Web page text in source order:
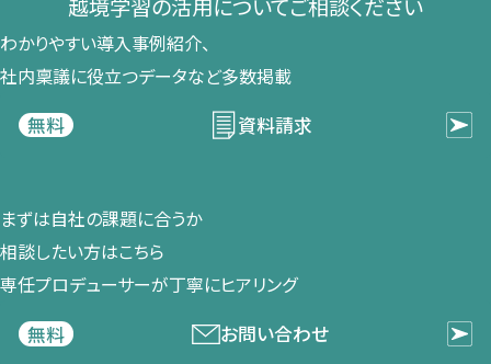
越境学習の​活用に​ついて​ご相談ください​
わかりやすい導入事例紹介、​
社内稟議に​役立つデータなど​多数掲載
無料
資料請求
まずは​自社の​課題に​合うか​
相談したい方は​こちら
専任プロデューサーが​丁寧に​ヒアリング
無料
お問い合わせ